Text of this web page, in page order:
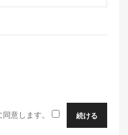
同意します。